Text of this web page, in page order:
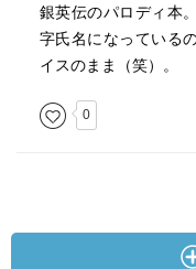
銀英伝のパロディ本
字氏名になっている
イスのまま（笑）。
0